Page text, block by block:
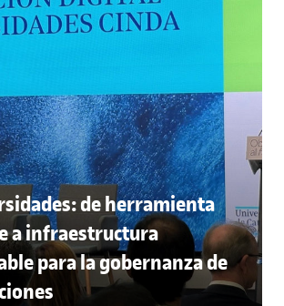
de herramienta
a infraestructura
para la gobernanza de